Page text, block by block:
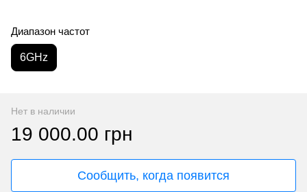
Диапазон частот
6GHz
Нет в наличии
19 000.00 грн
Сообщить, когда появится